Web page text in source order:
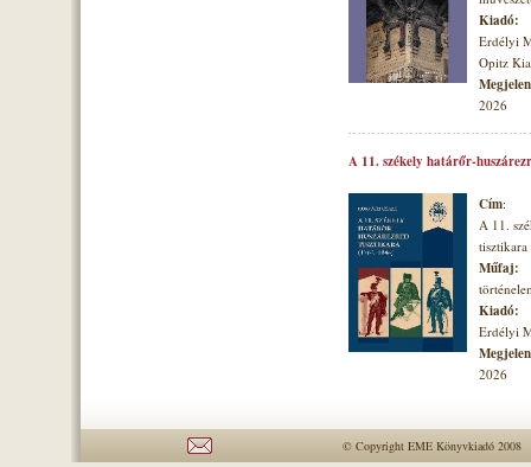
Kiadó:
Erdélyi
Opitz
2026
A 11. székely határőr-
Cím:
A 11.
tisztikara
Műfaj:
Kiadó:
Erdélyi
2026
© Copyright EME Könyvkiadó 2008